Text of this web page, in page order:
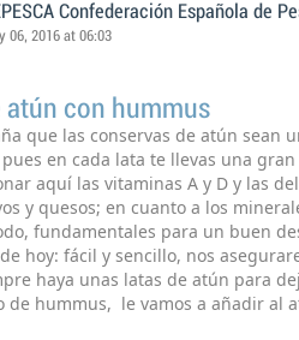
Confederación Española de
06, 2016 at 06:03
atún con hummus
que las conservas de atún sean
en cada lata te llevas una
aquí las vitaminas A y D y las
y quesos; en cuanto a los
fundamentales para un buen
hoy: fácil y sencillo, nos
haya unas latas de atún para
de hummus, le vamos a añadir al